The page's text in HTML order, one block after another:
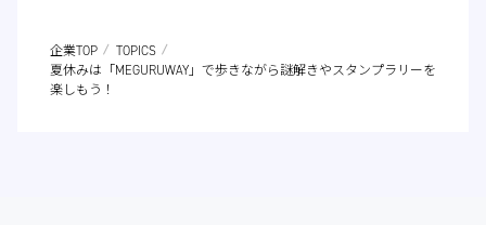
企業TOP
TOPICS
夏休みは「MEGURUWAY」で歩きながら謎解きやスタンプラリーを
楽しもう！